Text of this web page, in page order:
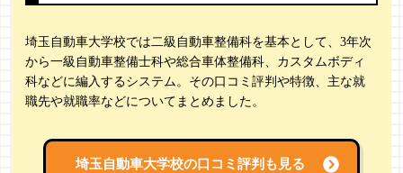
埼玉自動車大学校では二級自動車整備科を基本として、3年次
から一級自動車整備士科や総合車体整備科、カスタムボディ
科などに編入するシステム。その口コミ評判や特徴、主な就
職先や就職率などについてまとめました。
埼玉自動車大学校の口コミ評判も見る